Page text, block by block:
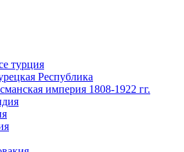
турция
Республика
империя 1808-1922 гг.